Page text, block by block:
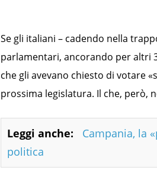
Se gli italiani – cadendo nella
parlamentari, ancorando per altri
che gli avevano chiesto di votare
prossima legislatura. Il che, però,
Leggi anche:
Campania, la
politica